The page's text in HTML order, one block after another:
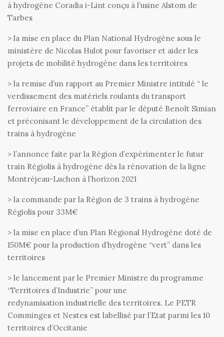
à hydrogène Coradia i-Lint conçu à l’usine Alstom de
Tarbes
> la mise en place du Plan National Hydrogène sous le
ministère de Nicolas Hulot pour favoriser et aider les
projets de mobilité hydrogène dans les territoires
> la remise d’un rapport au Premier Ministre intitulé “ le
verdissement des matériels roulants du transport
ferroviaire en France” établit par le député Benoît Simian
et préconisant le développement de la circulation des
trains à hydrogène
> l’annonce faite par la Région d’expérimenter le futur
train Régiolis à hydrogène dès la rénovation de la ligne
Montréjeau-Luchon à l’horizon 2021
> la commande par la Région de 3 trains à hydrogène
Régiolis pour 33M€
> la mise en place d’un Plan Régional Hydrogène doté de
150M€ pour la production d’hydrogène “vert” dans les
territoires
> le lancement par le Premier Ministre du programme
“Territoires d’Industrie” pour une
redynamisation industrielle des territoires. Le PETR
Comminges et Nestes est labellisé par l’Etat parmi les 10
territoires d’Occitanie